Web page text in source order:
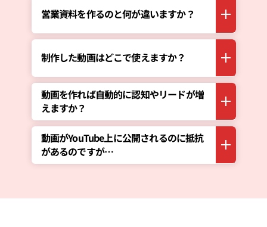
営業資料を作るのと何が違いますか？
制作した動画はどこで使えますか？
動画を作れば自動的に認知やリードが増
えますか？
動画がYouTube上に公開されるのに抵抗
があるのですが…